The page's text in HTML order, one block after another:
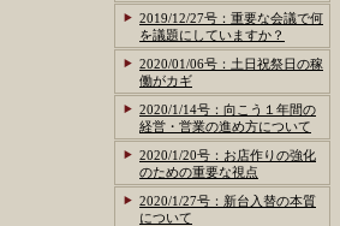
2019/12/27号：重要な会議で何
を議題にしていますか？
2020/01/06号：土日祝祭日の稼
働がカギ
2020/1/14号：向こう１年間の
経営・営業の進め方について
2020/1/20号：お店作りの強化
のための重要な視点
2020/1/27号：新台入替の本質
について